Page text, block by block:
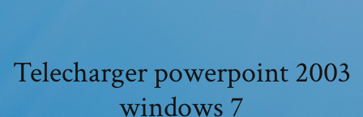
Telecharger powerpoint 2003
windows 7